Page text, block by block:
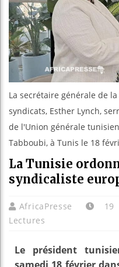
La secrétaire générale de
syndicats, Esther Lynch,
de l'Union générale
Tabboubi, à Tunis le 18
La Tunisie
syndicaliste
AfricaPresse 19
Lectures
Le président